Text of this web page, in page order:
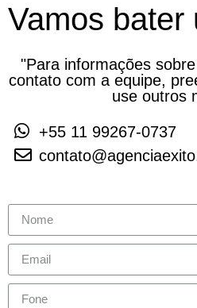
Vamos bater
"Para informações
contato com a equipe,
use outros
+55 11 99267-0737